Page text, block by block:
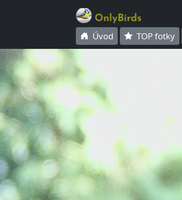
Úvod TOP fotky